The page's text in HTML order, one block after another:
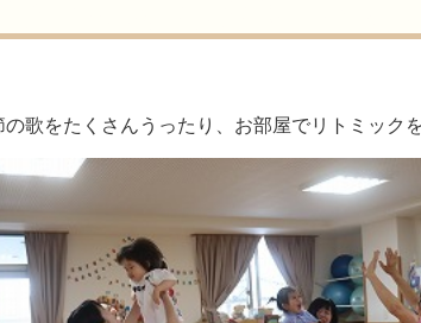
節の歌をたくさんうったり、お部屋でリトミック